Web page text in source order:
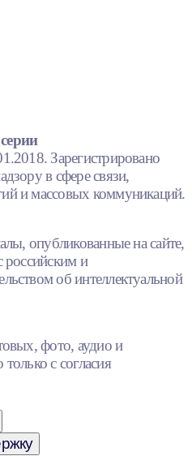
Зарегистрировано
в сфере связи,
и массовых коммуникаций.
опубликованные на сайте,
российским и
об интеллектуальной
фото, аудио и
с согласия